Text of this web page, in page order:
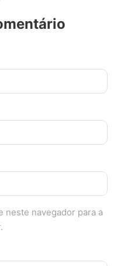
neste navegador para a